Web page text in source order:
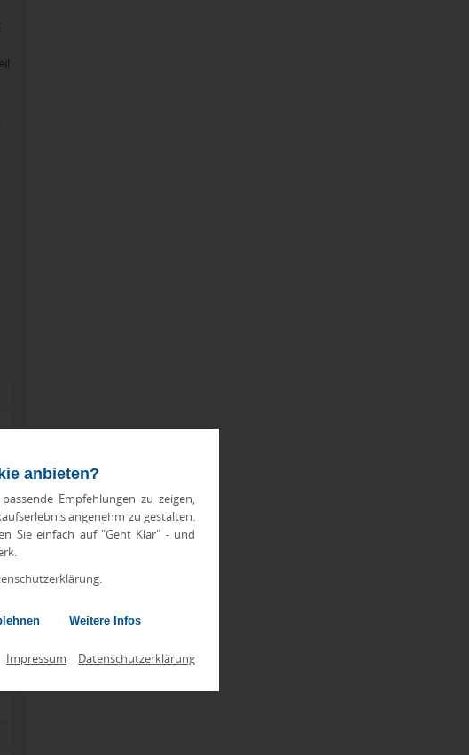
anbieten?
Empfehlungen zu zeigen,
angenehm zu gestalten.
Sie einfach auf "Geht Klar" - und
Weitere Infos
Impressum Datenschutzerklärung